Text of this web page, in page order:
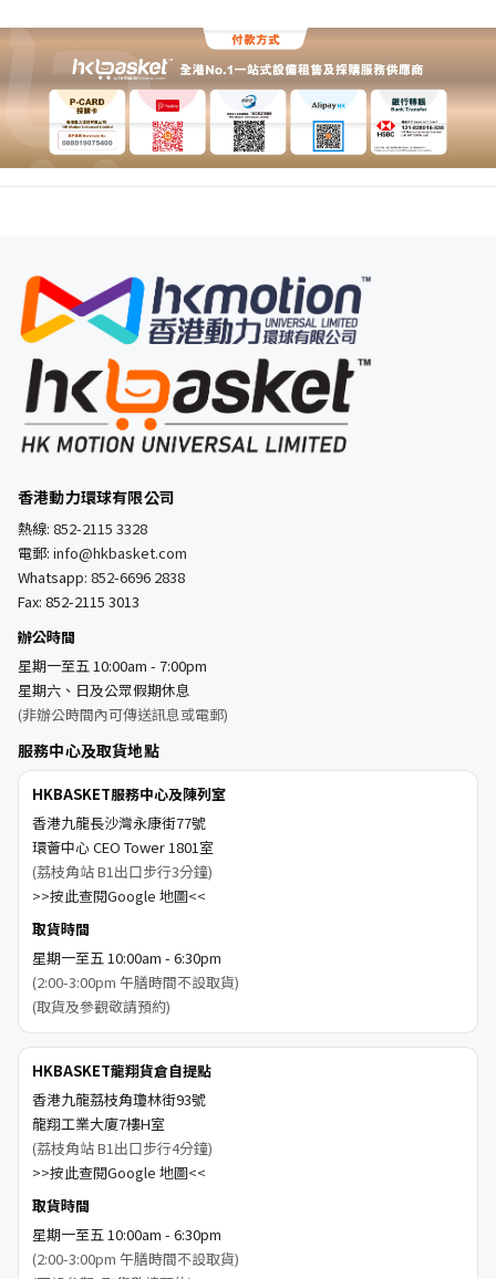
香港動力環球有限公司
熱線: 852-2115 3328
電郵: info@hkbasket.com
Whatsapp: 852-6696 2838
Fax: 852-2115 3013
辦公時間
星期一至五 10:00am - 7:00pm
星期六、日及公眾假期休息
(非辦公時間內可傳送訊息或電郵)
服務中心及取貨地點
HKBASKET服務中心及陳列室
香港九龍長沙灣永康街77號
環薈中心 CEO Tower 1801室
(荔枝角站 B1出口步行3分鐘)
>>按此查閱Google 地圖<<
取貨時間
星期一至五 10:00am - 6:30pm
(2:00-3:00pm 午膳時間不設取貨)
(取貨及參觀敬請預約)
HKBASKET龍翔貨倉自提點
香港九龍荔枝角瓊林街93號
龍翔工業大廈7樓H室
(荔枝角站 B1出口步行4分鐘)
>>按此查閱Google 地圖<<
取貨時間
星期一至五 10:00am - 6:30pm
(2:00-3:00pm 午膳時間不設取貨)